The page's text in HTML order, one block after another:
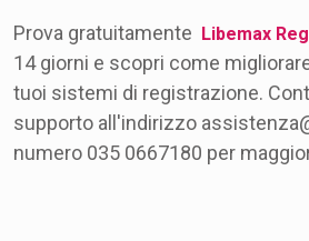
Prova gratuitamente Libemax
14 giorni e scopri come
tuoi sistemi di registrazione.
supporto all'indirizzo
numero 035 0667180 per